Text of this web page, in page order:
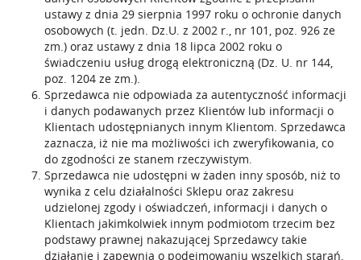
ustawy z dnia 29 sierpnia 1997 roku o ochronie danych
osobowych (t. jedn. Dz.U. z 2002 r., nr 101, poz. 926 ze
zm.) oraz ustawy z dnia 18 lipca 2002 roku o
świadczeniu usług drogą elektroniczną (Dz. U. nr 144,
poz. 1204 ze zm.).
Sprzedawca nie odpowiada za autentyczność informacji
i danych podawanych przez Klientów lub informacji o
Klientach udostępnianych innym Klientom. Sprzedawca
zaznacza, iż nie ma możliwości ich zweryfikowania, co
do zgodności ze stanem rzeczywistym.
Sprzedawca nie udostępni w żaden inny sposób, niż to
wynika z celu działalności Sklepu oraz zakresu
udzielonej zgody i oświadczeń, informacji i danych o
Klientach jakimkolwiek innym podmiotom trzecim bez
podstawy prawnej nakazującej Sprzedawcy takie
działanie i zapewnia o podejmowaniu wszelkich starań,